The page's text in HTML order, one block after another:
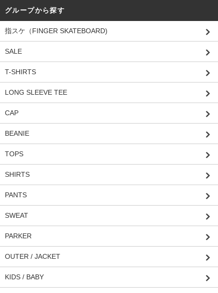
グループから探す
指スケ（FINGER SKATEBOARD)
SALE
T-SHIRTS
LONG SLEEVE TEE
CAP
BEANIE
TOPS
SHIRTS
PANTS
SWEAT
PARKER
OUTER / JACKET
KIDS / BABY